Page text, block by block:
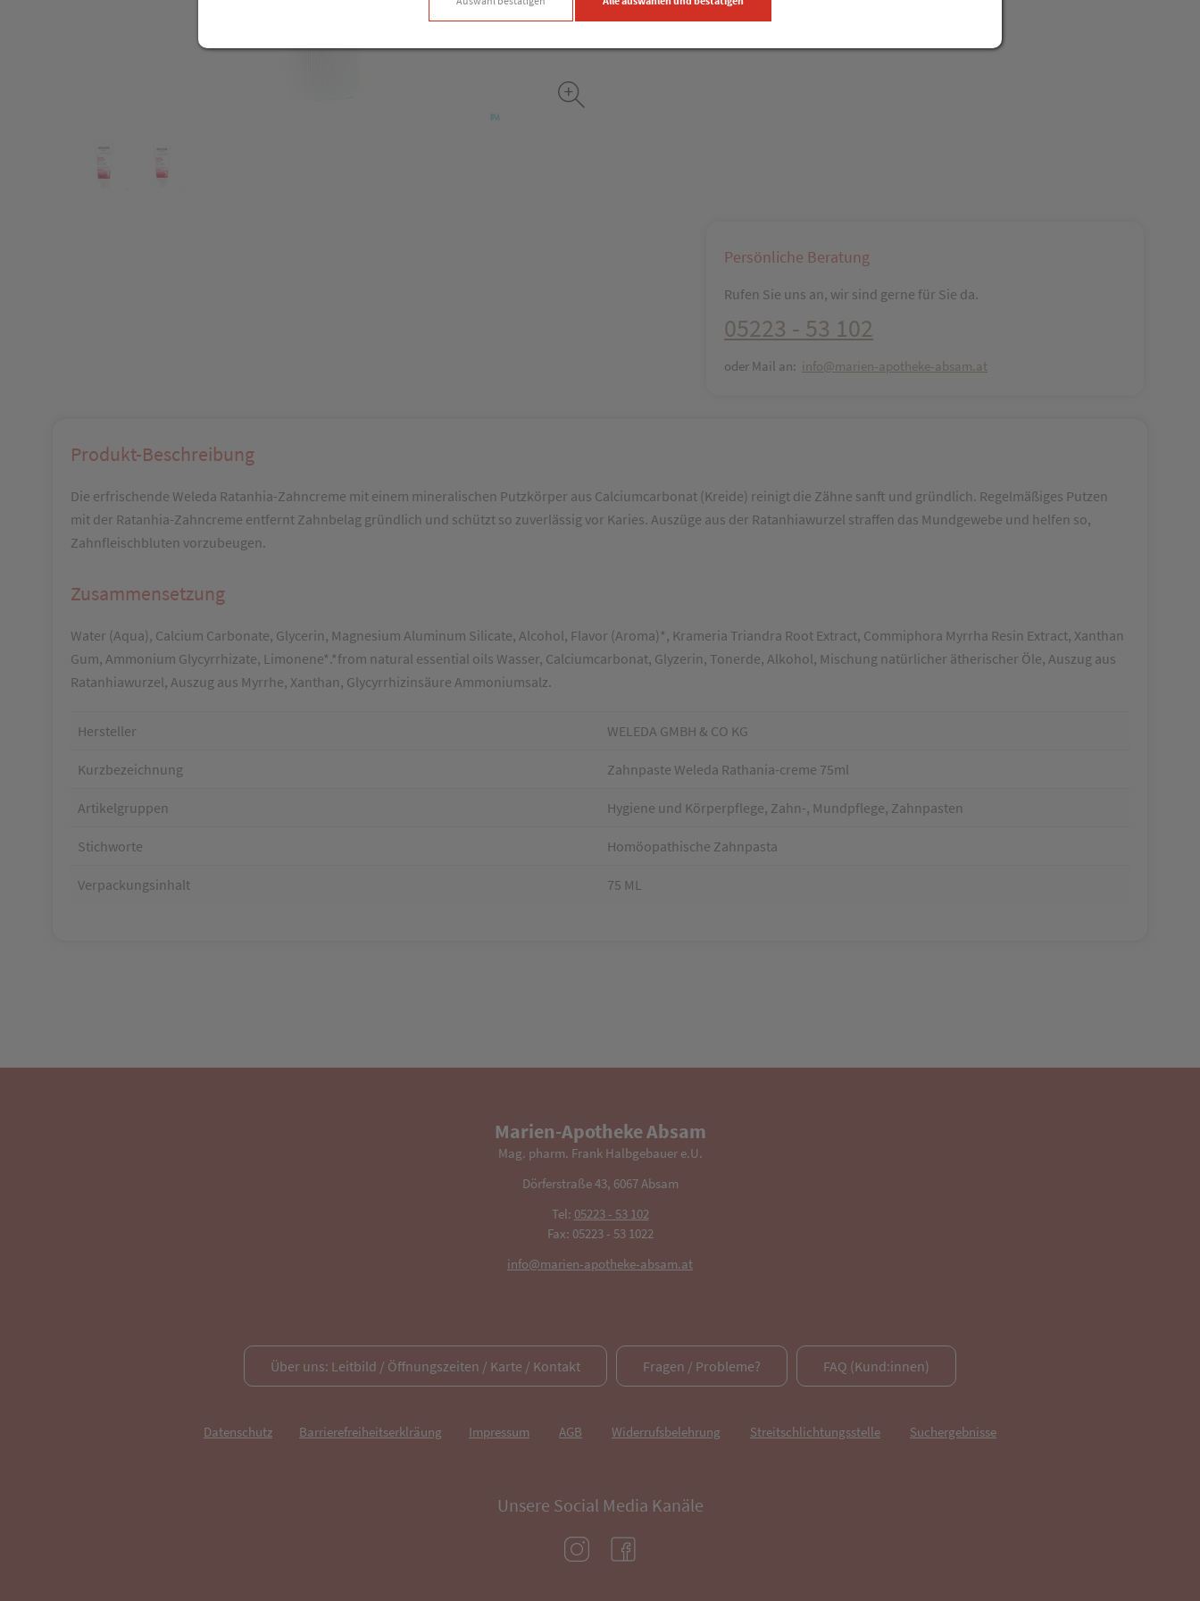
Persönliche Beratung
Rufen Sie uns an, wir sind gerne für Sie da.
05223 - 53 102
oder Mail an: info@marien-apotheke-absam.at
Produkt-Beschreibung
Die erfrischende Weleda Ratanhia-Zahncreme mit einem mineralischen Putzkörper aus Calciumcarbonat (Kreide) reinigt die Zähne sanft und gründlich. Regelmäßiges Putzen
mit der Ratanhia-Zahncreme entfernt Zahnbelag gründlich und schützt so zuverlässig vor Karies. Auszüge aus der Ratanhiawurzel straffen das Mundgewebe und helfen so,
Zahnfleischbluten vorzubeugen.
Zusammensetzung
Water (Aqua), Calcium Carbonate, Glycerin, Magnesium Aluminum Silicate, Alcohol, Flavor (Aroma)*, Krameria Triandra Root Extract, Commiphora Myrrha Resin Extract, Xanthan
Gum, Ammonium Glycyrrhizate, Limonene*.*from natural essential oils Wasser, Calciumcarbonat, Glyzerin, Tonerde, Alkohol, Mischung natürlicher ätherischer Öle, Auszug aus
Ratanhiawurzel, Auszug aus Myrrhe, Xanthan, Glycyrrhizinsäure Ammoniumsalz.
Hersteller WELEDA GMBH & CO KG
Kurzbezeichnung Zahnpaste Weleda Rathania-creme 75ml
Artikelgruppen Hygiene und Körperpflege, Zahn-, Mundpflege, Zahnpasten
Stichworte Homöopathische Zahnpasta
Verpackungsinhalt 75 ML
Marien-Apotheke Absam
Mag. pharm. Frank Halbgebauer e.U.
Dörferstraße 43, 6067 Absam
Tel: 05223 - 53 102
Fax: 05223 - 53 1022
info@marien-apotheke-absam.at
Über uns: Leitbild / Öffnungszeiten / Karte / Kontakt Fragen / Probleme? FAQ (Kund:innen)
Datenschutz Barrierefreiheitserklräung Impressum AGB Widerrufsbelehrung Streitschlichtungsstelle Suchergebnisse
Unsere Social Media Kanäle
(öffnet in neuem Tab)